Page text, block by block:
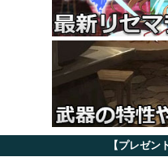
【プレゼン